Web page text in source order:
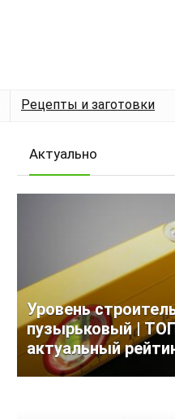
Рецепты и заготовки
Актуально
Уровень
пузырьковый |
актуальный